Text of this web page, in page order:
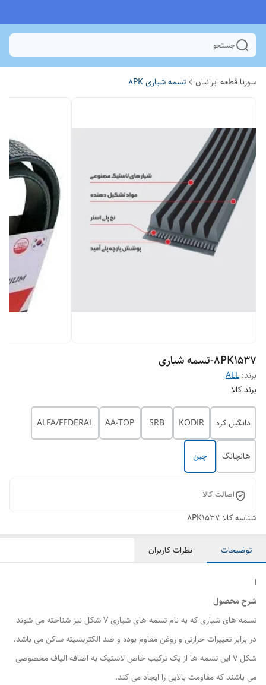
جستجو
سورنا قطعه ایرانیان تسمه شیاری 8PK
8PK1537-تسمه شیاری
برند: ALL
برند کالا
دانگیل کره KODIR
SRB
AA-TOP
ALFA/FEDERAL
هانچانگ چین
اصالت کالا
شناسه کالا 8PK1537
توضیحات نظرات کاربران
ا
شرح محصول
تسمه های شیاری که به نام تسمه های شیاری V شکل نیز شناخته می شوند
در برابر تغییرات حرارتی و روغن مقاوم بوده و ضد الکتریسیته ساکن می باشد.
شکل V این تسمه ها از یک ترکیب خاص لاستیک به اضافه الیاف مخصوصی
می باشند که مقاومت بالایی را ایجاد می کند.